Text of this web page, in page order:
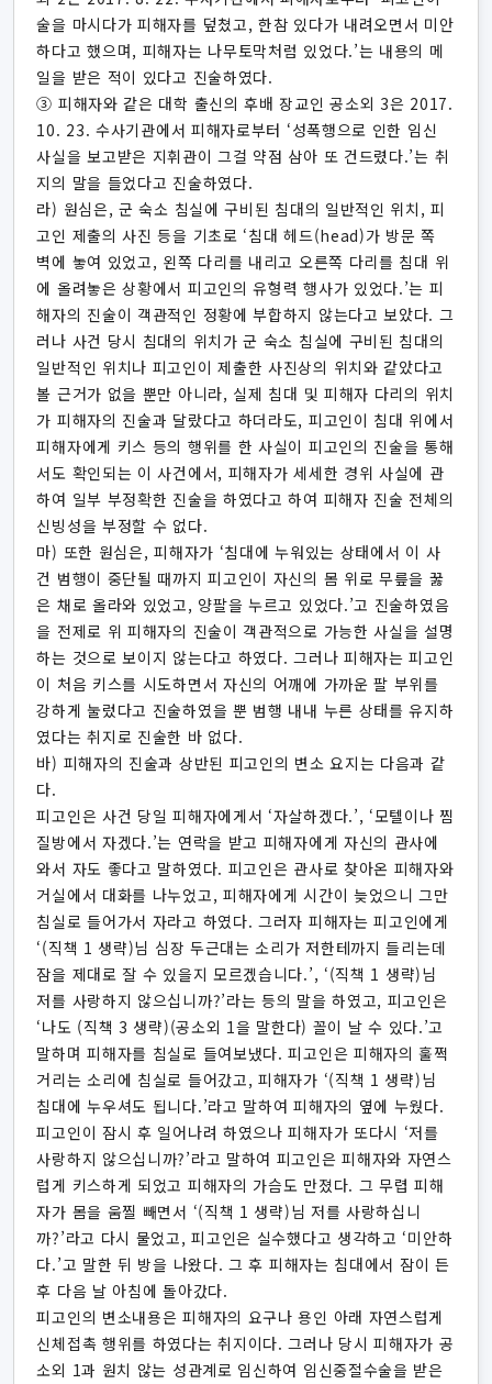
술을 마시다가 피해자를 덮쳤고, 한참 있다가 내려오면서 미안
하다고 했으며, 피해자는 나무토막처럼 있었다.’는 내용의 메
일을 받은 적이 있다고 진술하였다.
③ 피해자와 같은 대학 출신의 후배 장교인 공소외 3은 2017.
10. 23. 수사기관에서 피해자로부터 ‘성폭행으로 인한 임신
사실을 보고받은 지휘관이 그걸 약점 삼아 또 건드렸다.’는 취
지의 말을 들었다고 진술하였다.
라) 원심은, 군 숙소 침실에 구비된 침대의 일반적인 위치, 피
고인 제출의 사진 등을 기초로 ‘침대 헤드(head)가 방문 쪽
벽에 놓여 있었고, 왼쪽 다리를 내리고 오른쪽 다리를 침대 위
에 올려놓은 상황에서 피고인의 유형력 행사가 있었다.’는 피
해자의 진술이 객관적인 정황에 부합하지 않는다고 보았다. 그
러나 사건 당시 침대의 위치가 군 숙소 침실에 구비된 침대의
일반적인 위치나 피고인이 제출한 사진상의 위치와 같았다고
볼 근거가 없을 뿐만 아니라, 실제 침대 및 피해자 다리의 위치
가 피해자의 진술과 달랐다고 하더라도, 피고인이 침대 위에서
피해자에게 키스 등의 행위를 한 사실이 피고인의 진술을 통해
서도 확인되는 이 사건에서, 피해자가 세세한 경위 사실에 관
하여 일부 부정확한 진술을 하였다고 하여 피해자 진술 전체의
신빙성을 부정할 수 없다.
마) 또한 원심은, 피해자가 ‘침대에 누워있는 상태에서 이 사
건 범행이 중단될 때까지 피고인이 자신의 몸 위로 무릎을 꿇
은 채로 올라와 있었고, 양팔을 누르고 있었다.’고 진술하였음
을 전제로 위 피해자의 진술이 객관적으로 가능한 사실을 설명
하는 것으로 보이지 않는다고 하였다. 그러나 피해자는 피고인
이 처음 키스를 시도하면서 자신의 어깨에 가까운 팔 부위를
강하게 눌렀다고 진술하였을 뿐 범행 내내 누른 상태를 유지하
였다는 취지로 진술한 바 없다.
바) 피해자의 진술과 상반된 피고인의 변소 요지는 다음과 같
다.
피고인은 사건 당일 피해자에게서 ‘자살하겠다.’, ‘모텔이나 찜
질방에서 자겠다.’는 연락을 받고 피해자에게 자신의 관사에
와서 자도 좋다고 말하였다. 피고인은 관사로 찾아온 피해자와
거실에서 대화를 나누었고, 피해자에게 시간이 늦었으니 그만
침실로 들어가서 자라고 하였다. 그러자 피해자는 피고인에게
‘(직책 1 생략)님 심장 두근대는 소리가 저한테까지 들리는데
잠을 제대로 잘 수 있을지 모르겠습니다.’, ‘(직책 1 생략)님
저를 사랑하지 않으십니까?’라는 등의 말을 하였고, 피고인은
‘나도 (직책 3 생략)(공소외 1을 말한다) 꼴이 날 수 있다.’고
말하며 피해자를 침실로 들여보냈다. 피고인은 피해자의 훌쩍
거리는 소리에 침실로 들어갔고, 피해자가 ‘(직책 1 생략)님
침대에 누우셔도 됩니다.’라고 말하여 피해자의 옆에 누웠다.
피고인이 잠시 후 일어나려 하였으나 피해자가 또다시 ‘저를
사랑하지 않으십니까?’라고 말하여 피고인은 피해자와 자연스
럽게 키스하게 되었고 피해자의 가슴도 만졌다. 그 무렵 피해
자가 몸을 움찔 빼면서 ‘(직책 1 생략)님 저를 사랑하십니
까?’라고 다시 물었고, 피고인은 실수했다고 생각하고 ‘미안하
다.’고 말한 뒤 방을 나왔다. 그 후 피해자는 침대에서 잠이 든
후 다음 날 아침에 돌아갔다.
피고인의 변소내용은 피해자의 요구나 용인 아래 자연스럽게
신체접촉 행위를 하였다는 취지이다. 그러나 당시 피해자가 공
소외 1과 원치 않는 성관계로 임신하여 임신중절수술을 받은